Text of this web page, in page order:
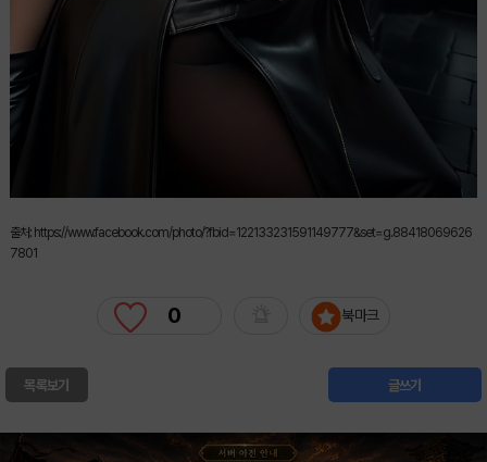
출처: https://www.facebook.com/photo/?fbid=122133231591149777&set=g.88418069626
7801
0 북마크
목록보기 글쓰기